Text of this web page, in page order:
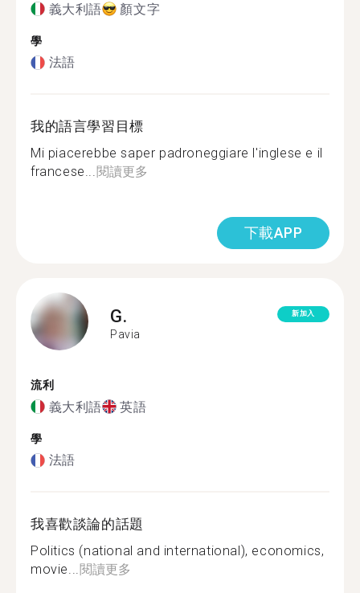
義大利語 顏文字
學
法語
我的語言學習目標
Mi piacerebbe saper padroneggiare l'inglese e il
francese...閱讀更多
下載APP
G.
Pavia
新加入
流利
義大利語 英語
學
法語
我喜歡談論的話題
Politics (national and international), economics,
movie...閱讀更多